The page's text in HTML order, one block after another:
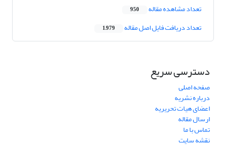
تعداد مشاهده مقاله 950
تعداد دریافت فایل اصل مقاله 1,979
دسترسی سریع
صفحه اصلی
درباره نشریه
اعضای هیات تحریریه
ارسال مقاله
تماس با ما
نقشه سایت